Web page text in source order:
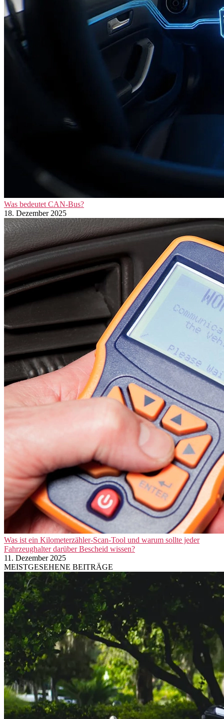
Was bedeutet CAN-Bus?
18. Dezember 2025
Was ist ein Kilometerzähler-Scan-Tool und warum sollte jeder
Fahrzeughalter darüber Bescheid wissen?
11. Dezember 2025
MEISTGESEHENE BEITRÄGE